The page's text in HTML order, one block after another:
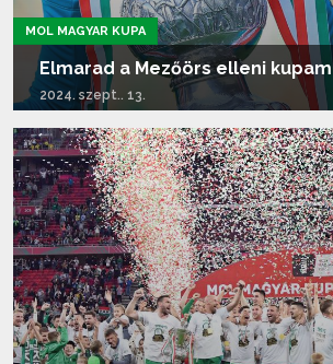
MOL MAGYAR KUPA
Elmarad a Mezőörs elleni
2024. szept.. 13.
Tovább olvasom...